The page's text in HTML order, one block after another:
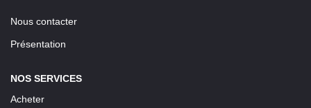
Nous contacter
Présentation
NOS SERVICES
Acheter